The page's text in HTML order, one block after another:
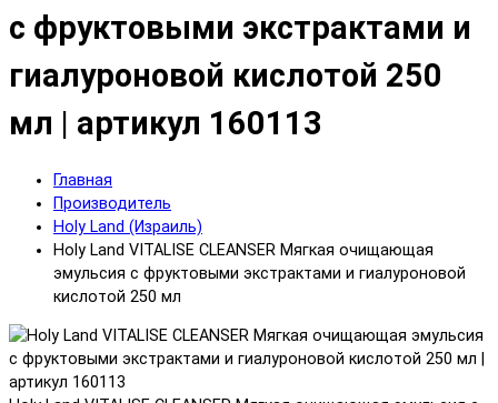
с фруктовыми экстрактами и
гиалуроновой кислотой 250
мл | артикул 160113
Главная
Производитель
Holy Land (Израиль)
Holy Land VITALISE CLEANSER Мягкая очищающая
эмульсия с фруктовыми экстрактами и гиалуроновой
кислотой 250 мл